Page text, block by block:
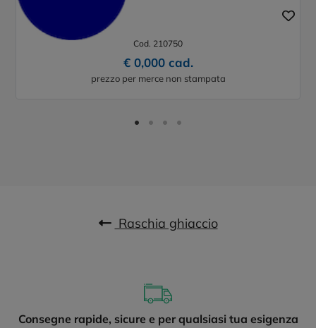
Raschietto per ghiaccio rettangolare in plastica
Cod. 210750
€ 0,000 cad.
prezzo per merce non stampata
Raschia ghiaccio
Consegne rapide, sicure e per qualsiasi tua esigenza